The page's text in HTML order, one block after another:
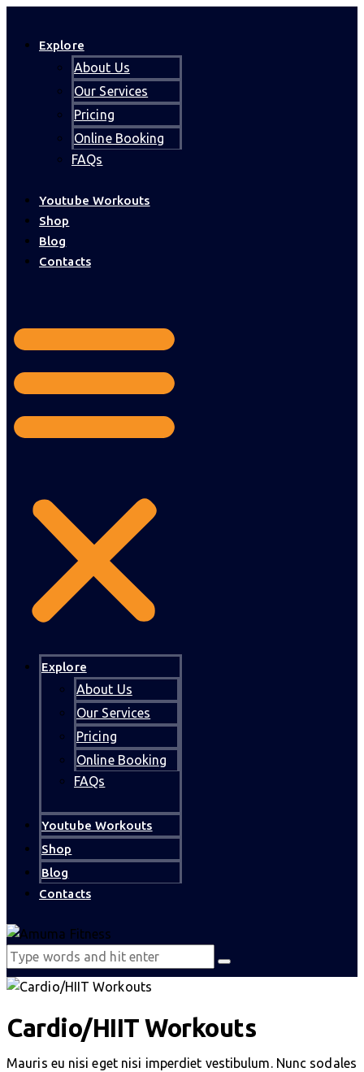
Explore
About Us
Our Services
Pricing
Online Booking
FAQs
Youtube Workouts
Shop
Blog
Contacts
Explore
About Us
Our Services
Pricing
Online Booking
FAQs
Youtube Workouts
Shop
Blog
Contacts
Cardio/HIIT Workouts
Mauris eu nisi eget nisi imperdiet vestibulum. Nunc sodales